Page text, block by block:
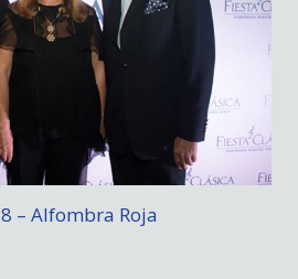
– Alfombra Roja